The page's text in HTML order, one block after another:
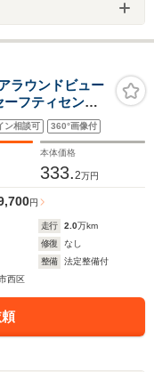
ラウンドビュー
フティセンス
グ・ステアリ
ヘッドライト
ン相談可 360°画像付
本体価格
333.2万円
円
走行 2.0万km
修復
なし
整備
法定整備付
西区